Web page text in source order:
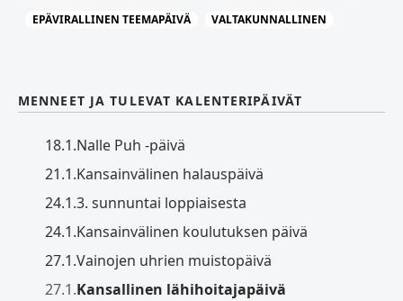
EPÄVIRALLINEN TEEMAPÄIVÄ VALTAKUNNALLINEN
MENNEET JA TULEVAT KALENTERIPÄIVÄT
18.1.Nalle Puh -päivä
21.1.Kansainvälinen halauspäivä
24.1.3. sunnuntai loppiaisesta
24.1.Kansainvälinen koulutuksen päivä
27.1.Vainojen uhrien muistopäivä
27.1.Kansallinen lähihoitajapäivä